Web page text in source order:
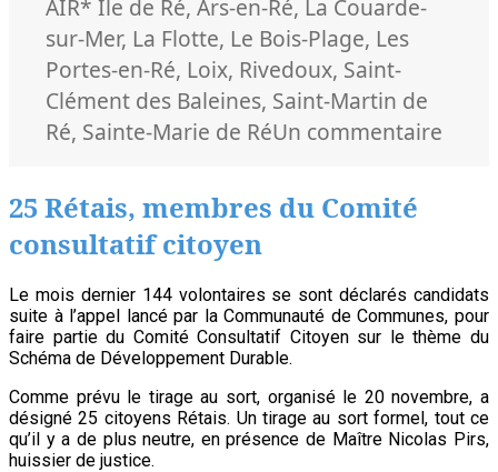
le
AIRMots-
clés
* Ile de Ré,Ars-en-Ré, La Couarde-
sur-Mer, La Flotte, Le Bois-Plage, Les
Portes-en-Ré, Loix, Rivedoux, Saint-
Clément des Baleines, Saint-Martin de
Ré, Sainte-Marie de RéUn commentaire
de
Ré
25 Rétais, membres du Comité
consultatif citoyen
Le mois dernier 144 volontaires se sont déclarés candidats
suite à l’appel lancé par la Communauté de Communes, pour
faire partie du Comité Consultatif Citoyen sur le thème du
Schéma de Développement Durable.
Comme prévu le tirage au sort, organisé le 20 novembre, a
désigné 25 citoyens Rétais. Un tirage au sort formel, tout ce
qu’il y a de plus neutre, en présence de Maître Nicolas Pirs,
huissier de justice.